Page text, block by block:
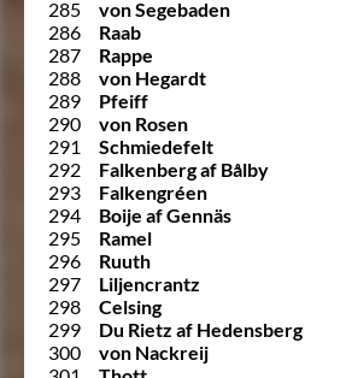
285
von Segebaden
286
Raab
287
Rappe
288
von Hegardt
289
Pfeiff
290
von Rosen
291
Schmiedefelt
292
Falkenberg af Bålby
293
Falkengréen
294
Boije af Gennäs
295
Ramel
296
Ruuth
297
Liljencrantz
298
Celsing
299
Du Rietz af Hedensberg
300
von Nackreij